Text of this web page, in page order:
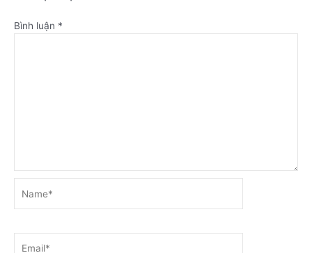
Bình luận *